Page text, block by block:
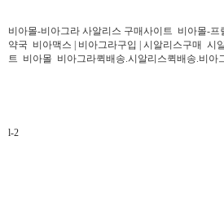
비아몰-비아그라 사알리스 구매사이트 비아몰-프
약국 비아맥스 | 비아그라구입 | 시알리스구매 시
트 비아몰 비아그라퀵배송.시알리스퀵배송.비아
l-2